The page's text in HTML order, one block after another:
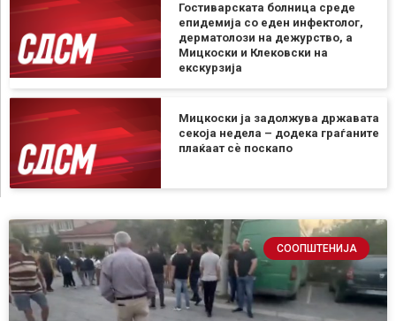
Гостиварската болница среде
епидемија со еден инфектолог,
дерматолози на дежурство, а
Мицкоски и Клековски на
екскурзија
Мицкоски ја задолжува државата
секоја недела – додека граѓаните
плаќаат сѐ поскапо
СООПШТЕНИЈА